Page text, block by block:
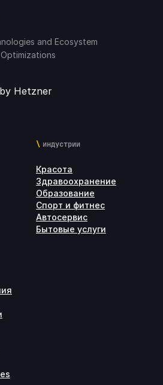
and Ecosystem
индустрии
Красота
Здравоохранение
Образование
Спорт и фитнес
Автосервис
Бытовые услуги